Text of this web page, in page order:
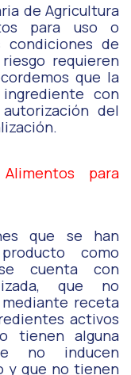
de Agricultura
para uso o
condiciones de
requieren
que la
con
del
para
que se han
como
cuenta con
que no
receta
activos
tienen alguna
no inducen
y que no tienen